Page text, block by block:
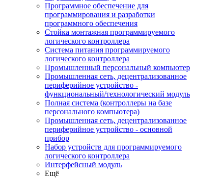
Программное обеспечение для
программирования и разработки
программного обеспечения
Стойка монтажная программируемого
логического контроллера
Система питания программируемого
логического контроллера
Промышленный персональный компьютер
Промышленная сеть, децентрализованное
периферийное устройство -
функциональный/технологический модуль
Полная система (контроллеры на базе
персонального компьютера)
Промышленная сеть, децентрализованное
периферийное устройство - основной
прибор
Набор устройств для программируемого
логического контроллера
Интерфейсный модуль
Ещё